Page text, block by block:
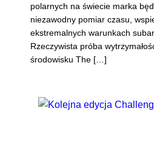
polarnych na świecie marka
niezawodny pomiar czasu,
ekstremalnych warunkach
Rzeczywista próba
środowisku The […]